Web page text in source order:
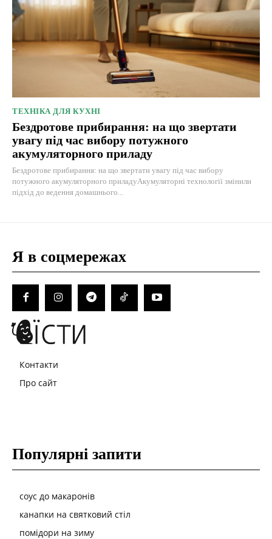
ТЕХНІКА ДЛЯ КУХНІ
Бездротове прибирання: на що звертати
увагу під час вибору потужного
акумуляторного приладу
Бездротове прибирання: на що звертати увагу під час вибору
потужного акумуляторного приладуАкумуляторні технології змінили
підхід до ведення домашнього...
Я в соцмережах
Контакти
Про сайт
Популярні запити
соус до макаронів
канапки на святковий стіл
помідори на зиму